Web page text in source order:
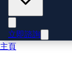
立即諮詢
主頁